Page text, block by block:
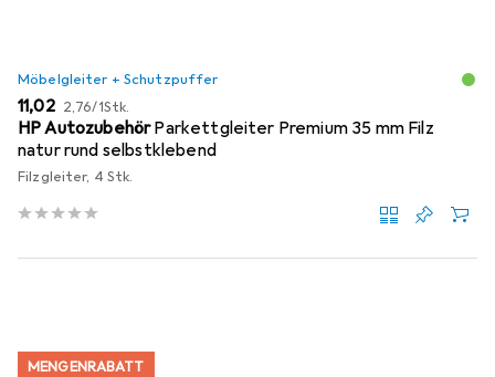
Möbelgleiter + Schutzpuffer
EUR
11,02 EUR
2,76/1Stk.
HP AutozubehörParkettgleiter Premium 35 mm Filz
natur rund selbstklebend
Filzgleiter, 4 Stk.
MENGENRABATT